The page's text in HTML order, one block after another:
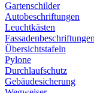
Gartenschilder
Autobeschriftungen
Leuchtkästen
Übersichtstafeln
Pylone
Durchlaufschutz
Gebäudesicherung